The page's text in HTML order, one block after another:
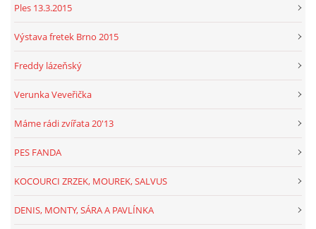
Ples 13.3.2015
Výstava fretek Brno 2015
Freddy lázeňský
Verunka Veveřička
Máme rádi zvířata 20'13
PES FANDA
KOCOURCI ZRZEK, MOUREK, SALVUS
DENIS, MONTY, SÁRA A PAVLÍNKA